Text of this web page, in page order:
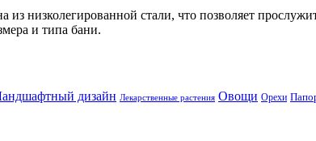
низколегированной стали, что позволяет
и типа бани.
дизайн Лекарственные растения Овощи Орехи